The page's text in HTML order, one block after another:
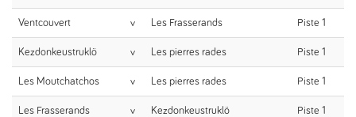
Ventcouvert v Les Frasserands Piste 1
Kezdonkeustruklö v Les pierres rades Piste 1
Les Moutchatchos v Les pierres rades Piste 1
Les Frasserands v Kezdonkeustruklö Piste 1